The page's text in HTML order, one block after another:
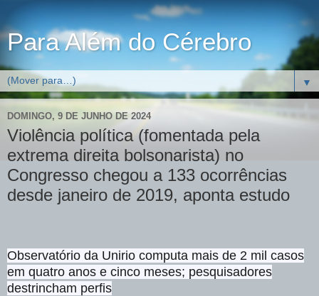
Para Além do Cérebro
▼
DOMINGO, 9 DE JUNHO DE 2024
Violência política (fomentada pela
extrema direita bolsonarista) no
Congresso chegou a 133 ocorrências
desde janeiro de 2019, aponta estudo
Observatório da Unirio computa mais de 2 mil casos
em quatro anos e cinco meses; pesquisadores
destrincham perfis